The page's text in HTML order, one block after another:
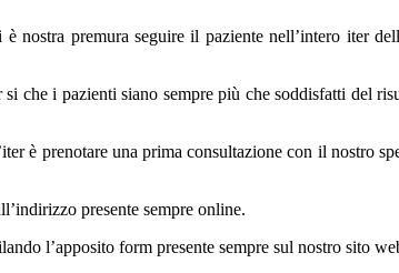
nostra premura seguire il paziente nell’intero iter
si che i pazienti siano sempre più che soddisfatti del
è prenotare una prima consultazione con il nostro
presente sempre online.
l’apposito form presente sempre sul nostro sito